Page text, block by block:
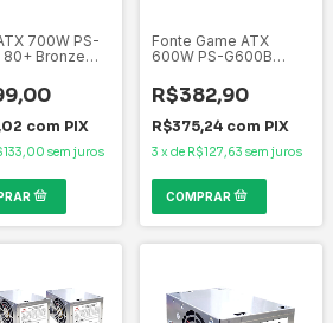
700W PS-
80+ Bronze
Ativo
com PIX
sem juros
Fonte Game ATX
600W PS-G600B
C3Tech Bivolt
Automático
R$382,90
R$375,24 com PIX
3 x de R$127,63 sem juros